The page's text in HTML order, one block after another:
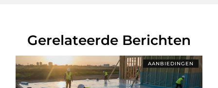
Gerelateerde Berichten
AANBIEDINGEN